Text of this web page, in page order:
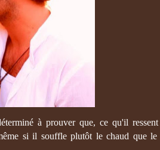
à prouver que, ce qu'il
si il souffle plutôt le chaud que